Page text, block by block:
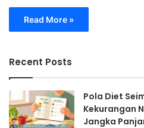
Read More »
Recent Posts
Pola Diet
Kekurangan
Jangka